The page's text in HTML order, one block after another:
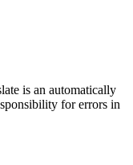
is an automatically
for errors in